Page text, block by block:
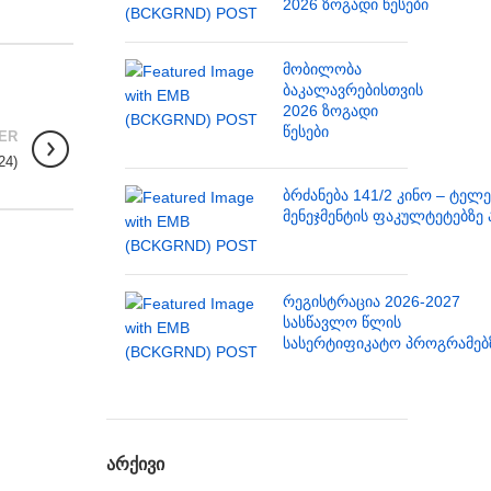
2026 ზოგადი წესები
მობილობა
ბაკალავრებისთვის
2026 ზოგადი
წესები
ბრძანება 141/2 კინო –
მენეჯმენტის
რეგისტრაცია 2026-2027
სასწავლო წლის
სასერტიფიკატო
ᲐᲠᲥᲘᲕᲘ